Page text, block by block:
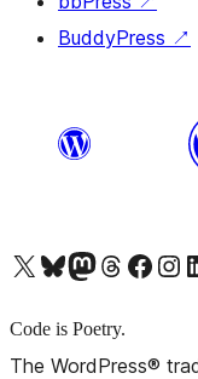
BuddyPress ↗
X (旧 Twitter) アカウントへBluesky アカウントへMastodon アカウントへThreads アカウントへ Facebook ページへInstagram アカウントへ
Code is Poetry.
The WordPress®